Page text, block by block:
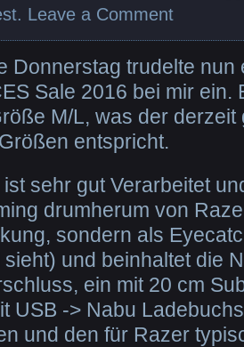
. Leave a Comment
Donnerstag trudelte nun
Sale 2016 bei mir ein.
M/L, was der
entspricht.
sehr gut Verarbeitet
drumherum von
sondern als
und beinhaltet die
ein mit 20 cm
USB -> Nabu
und den für Razer